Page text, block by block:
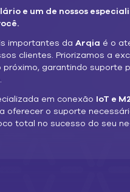
e um de nossos
importantes da Arqia é o
clientes. Priorizamos a
próximo, garantindo suporte
em conexão IoT e
oferecer o suporte
total no sucesso do seu